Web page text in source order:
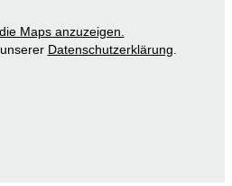
Maps anzuzeigen.
Datenschutzerklärung